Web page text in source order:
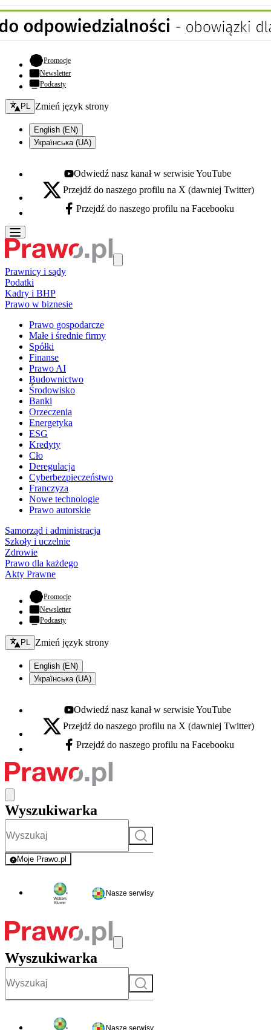
Promocje- otwiera się w nowej karcie
Newsletter
Podcasty
Zmień język - bieżący:
PL Zmień język strony
English (EN)
Українська (UA)
Youtube - otwiera się w nowej karcie
Odwiedź nasz kanał w serwisie YouTube
X - otwiera się w nowej karcie
Przejdź do naszego profilu na X (dawniej Twitter)
Facebook - otwiera się w nowej karcie
Przejdź do naszego profilu na Facebooku
Prawnicy i sądy
Podatki
Kadry i BHP
Prawo w biznesie
Prawo gospodarcze
Małe i średnie firmy
Spółki
Finanse
Prawo AI
Budownictwo
Środowisko
Banki
Orzeczenia
Energetyka
ESG
Kredyty
Cło
Deregulacja
Cyberbezpieczeństwo
Franczyza
Nowe technologie
Prawo autorskie
Samorząd i administracja
Szkoły i uczelnie
Zdrowie
Prawo dla każdego
Akty Prawne
Promocje- otwiera się w nowej karcie
Newsletter
Podcasty
Zmień język - bieżący:
PL Zmień język strony
English (EN)
Українська (UA)
Youtube - otwiera się w nowej karcie
Odwiedź nasz kanał w serwisie YouTube
X - otwiera się w nowej karcie
Przejdź do naszego profilu na X (dawniej Twitter)
Facebook - otwiera się w nowej karcie
Przejdź do naszego profilu na Facebooku
Wyszukiwarka
Szukaj
Moje Prawo.pl
- rejestracja i logowanie do serwisu
Nasze serwisy
Wyszukiwarka
Szukaj